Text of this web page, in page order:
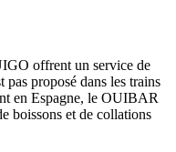
offrent un service de
proposé dans les trains
en Espagne, le OUIBAR
boissons et de collations